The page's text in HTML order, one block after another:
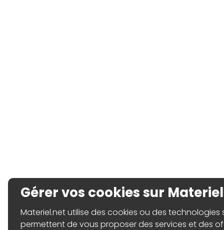
Gérer vos cookies sur
Materiel.net utilise des cookies ou des technologies
permettent de vous proposer des services et des